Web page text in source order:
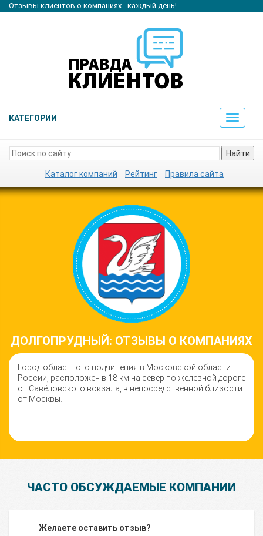
Отзывы клиентов о компаниях - каждый день!
КАТЕГОРИИ
Toggle
Найти
Каталог компаний Рейтинг Правила сайта
ДОЛГОПРУДНЫЙ: ОТЗЫВЫ О КОМПАНИЯХ
Город областного подчинения в Московской области
России, расположен в 18 км на север по железной дороге
от Савёловского вокзала, в непосредственной близости
от Москвы.
ЧАСТО ОБСУЖДАЕМЫЕ КОМПАНИИ
Желаете оставить отзыв?